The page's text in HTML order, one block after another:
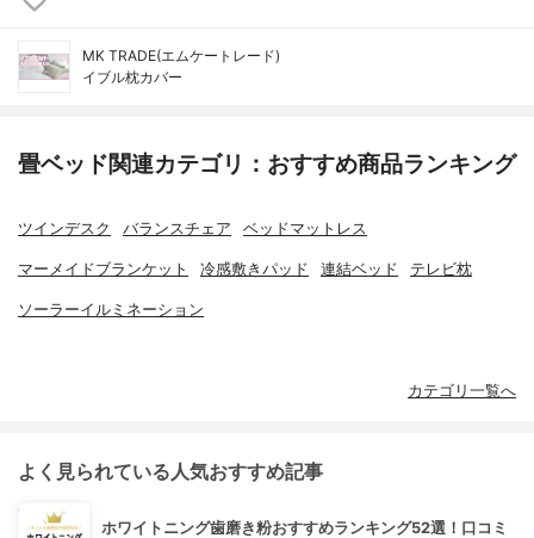
MK TRADE(エムケートレード)
イブル枕カバー
畳ベッド関連カテゴリ：おすすめ商品ランキング
ツインデスク バランスチェア ベッドマットレス
マーメイドブランケット 冷感敷きパッド 連結ベッド テレビ枕
ソーラーイルミネーション
カテゴリ一覧へ
よく見られている人気おすすめ記事
ホワイトニング歯磨き粉おすすめランキング52選！口コミ